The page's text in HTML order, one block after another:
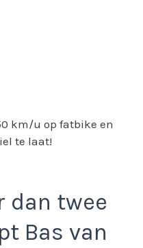
km/u op fatbike en
te laat!
dan twee
Bas van